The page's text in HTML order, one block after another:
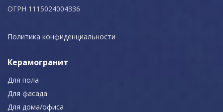
ОГРН 1115024004336
Политика конфиденциальности
Керамогранит
Для пола
Для фасада
Для дома/офиса